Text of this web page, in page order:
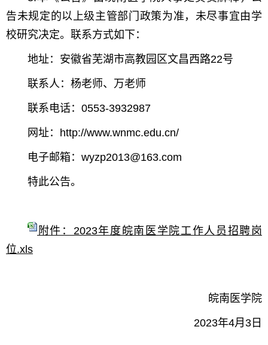
告未规定的以上级主管部门政策为准，未尽事宜由学
校研究决定。联系方式如下：
地址：安徽省芜湖市高教园区文昌西路22号
联系人：杨老师、万老师
联系电话：0553-3932987
网址：http://www.wnmc.edu.cn/
电子邮箱：wyzp2013@163.com
特此公告。
附件：2023年度皖南医学院工作人员招聘岗
位.xls
皖南医学院
2023年4月3日
点击查看原图